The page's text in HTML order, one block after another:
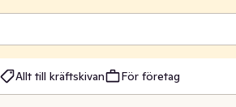
Allt till kräftskivan För företag